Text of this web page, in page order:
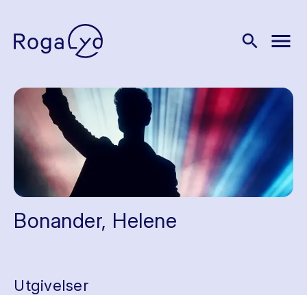
search menu
Bonander, Helene
Utgivelser